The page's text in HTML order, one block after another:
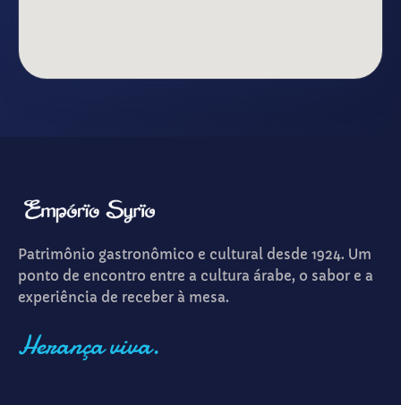
Patrimônio gastronômico e cultural desde 1924. Um
ponto de encontro entre a cultura árabe, o sabor e a
experiência de receber à mesa.
Herança viva.